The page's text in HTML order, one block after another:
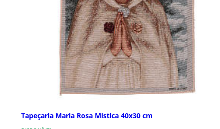
Tapeçaria Maria Rosa Mística 40x30 cm